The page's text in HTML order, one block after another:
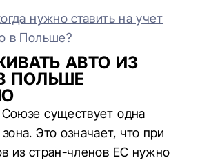
нужно ставить на учет
в Польше?
АВТО ИЗ
ПОЛЬШЕ
существует одна
Это означает, что при
из стран-членов ЕС нужно